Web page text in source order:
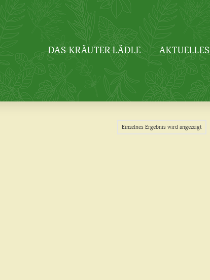
DAS KRÄUTER LÄDLE AKTUELLES
Einzelnes Ergebnis wird angezeigt